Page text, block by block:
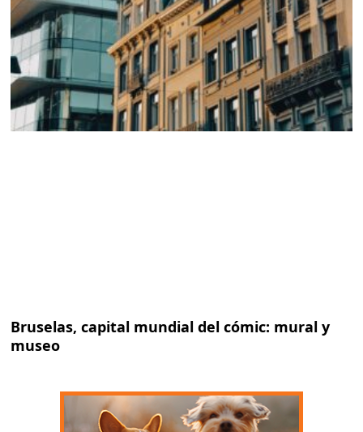
Bruselas, capital mundial del cómic: mural y
museo